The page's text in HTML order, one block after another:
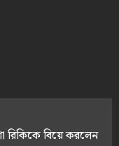
রিকিকে বিয়ে করলেন